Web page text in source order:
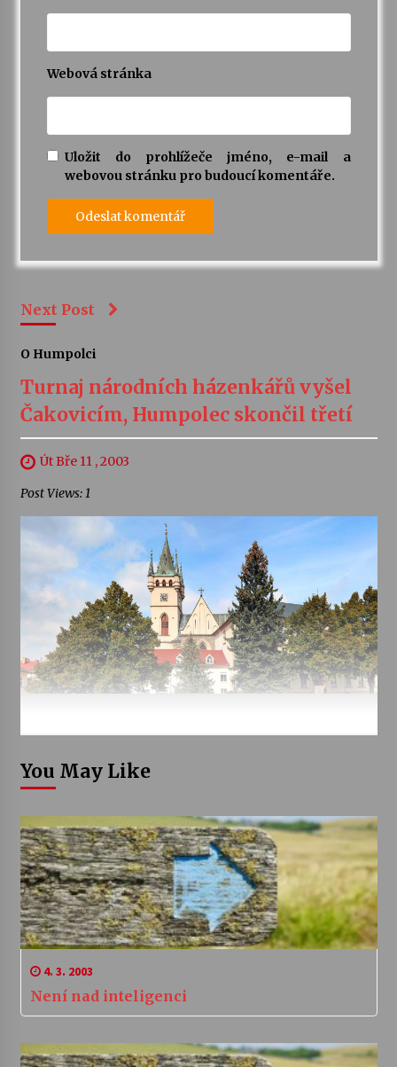
Webová stránka
Uložit do prohlížeče jméno, e-mail a
webovou stránku pro budoucí komentáře.
Next Post
O Humpolci
Turnaj národních házenkářů vyšel
Čakovicím, Humpolec skončil třetí
Út Bře 11 , 2003
Post Views: 1
You May Like
4. 3. 2003
Není nad inteligenci